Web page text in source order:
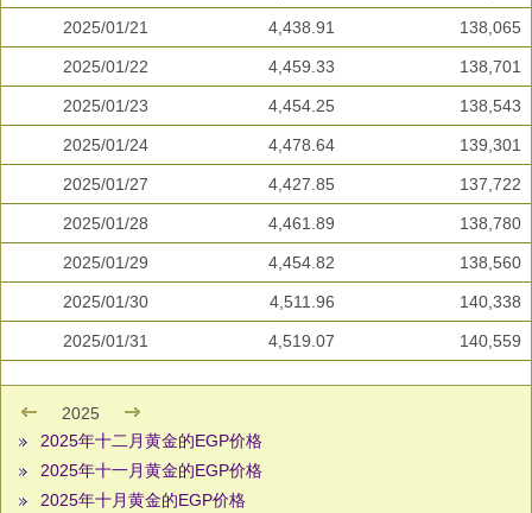
2025/01/21 4,438.91 138,065
2025/01/22 4,459.33 138,701
2025/01/23 4,454.25 138,543
2025/01/24 4,478.64 139,301
2025/01/27 4,427.85 137,722
2025/01/28 4,461.89 138,780
2025/01/29 4,454.82 138,560
2025/01/30 4,511.96 140,338
2025/01/31 4,519.07 140,559
2025
2025年十二月黄金的EGP价格
2025年十一月黄金的EGP价格
2025年十月黄金的EGP价格